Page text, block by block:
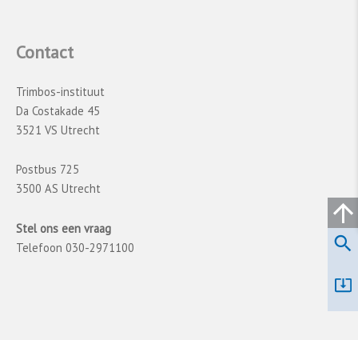
Contact
Trimbos-instituut
Da Costakade 45
3521 VS Utrecht
Postbus 725
3500 AS Utrecht
Stel ons een vraag
Telefoon 030-2971100